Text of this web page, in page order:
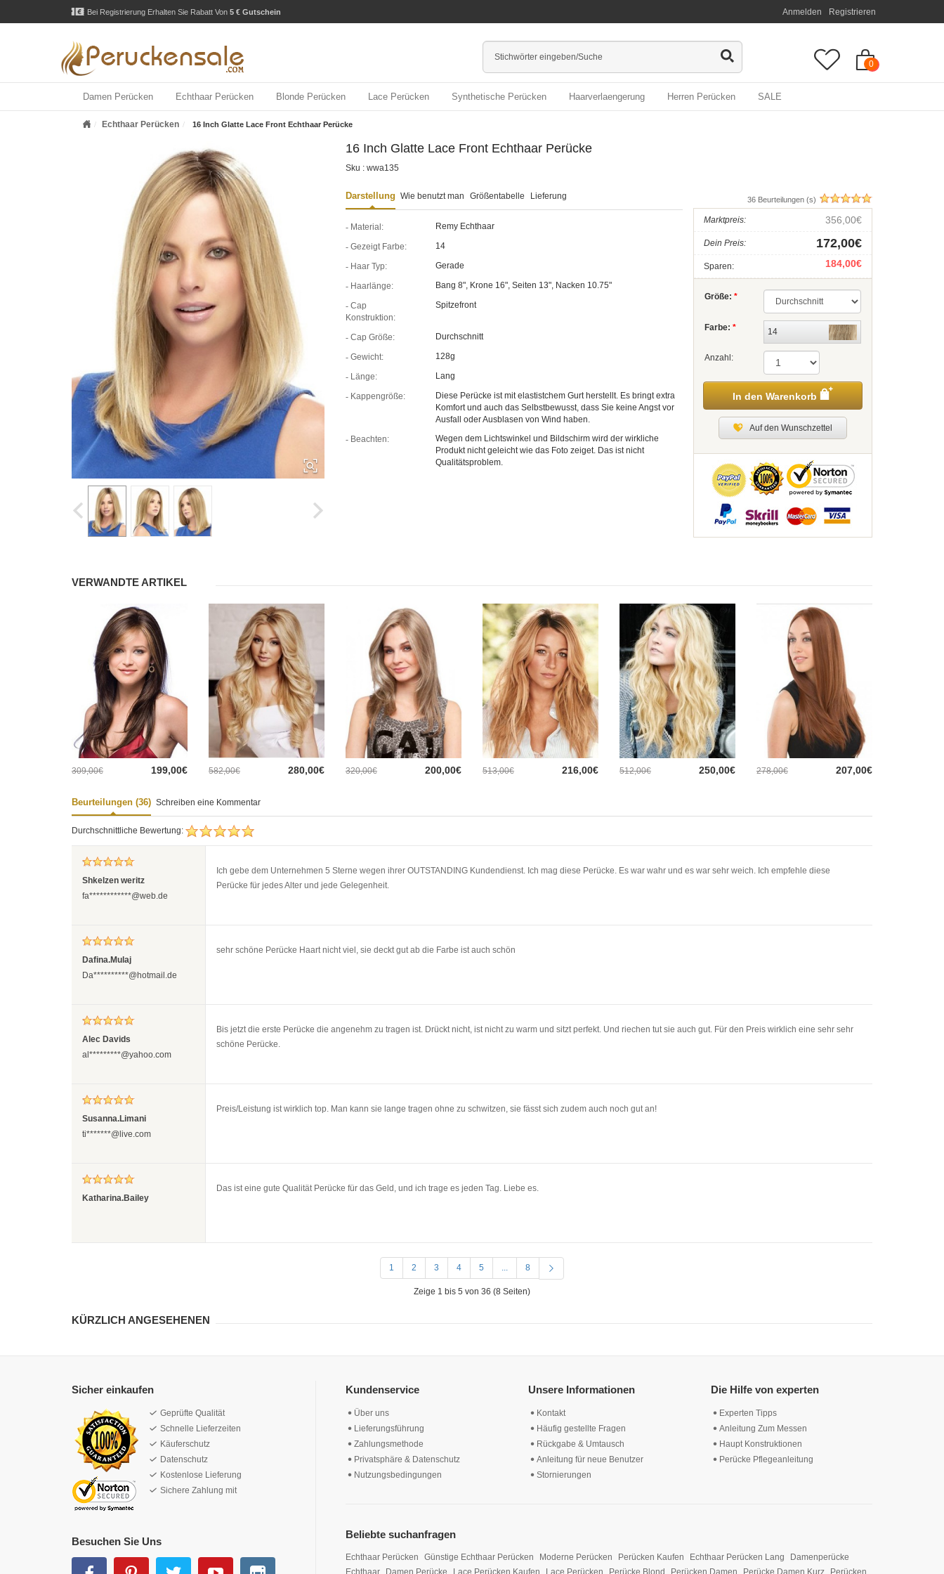
Bei Registrierung Erhalten Sie Rabatt Von 5 € Gutschein Anmelden Registrieren
0
Damen Perücken Echthaar Perücken Blonde Perücken Lace Perücken Synthetische Perücken Haarverlaengerung Herren Perücken SALE
Echthaar Perücken 16 Inch Glatte Lace Front Echthaar Perücke
16 Inch Glatte Lace Front Echthaar Perücke
Sku : wwa135
36 Beurteilungen (s)
Marktpreis: 356,00€
Dein Preis: 172,00€
Sparen: 184,00€
Größe: *
Farbe: * 14
Anzahl:
In den Warenkorb
Auf den Wunschzettel
Darstellung Wie benutzt man Größentabelle Lieferung
Material: Remy Echthaar
Gezeigt Farbe: 14
Haar Typ: Gerade
Haarlänge: Bang 8", Krone 16", Seiten 13", Nacken 10.75"
Cap
Konstruktion:
Spitzefront
Cap Größe: Durchschnitt
Gewicht: 128g
Länge: Lang
Kappengröße:
Diese Perücke ist mit elastistchem Gurt herstellt. Es bringt extra
Komfort und auch das Selbstbewusst, dass Sie keine Angst vor
Ausfall oder Ausblasen von Wind haben.
Beachten:
Wegen dem Lichtswinkel und Bildschirm wird der wirkliche
Produkt nicht geleicht wie das Foto zeiget. Das ist nicht
Qualitätsproblem.
VERWANDTE ARTIKEL
309,00€ 199,00€ 582,00€ 280,00€ 320,00€ 200,00€ 513,00€ 216,00€ 512,00€ 250,00€ 278,00€ 207,00€
Beurteilungen (36) Schreiben eine Kommentar
Durchschnittliche Bewertung:
Shkelzen weritz
fa************@web.de
Ich gebe dem Unternehmen 5 Sterne wegen ihrer OUTSTANDING Kundendienst. Ich mag diese Perücke. Es war wahr und es war sehr weich. Ich empfehle diese
Perücke für jedes Alter und jede Gelegenheit.
Dafina.Mulaj
Da**********@hotmail.de
sehr schöne Perücke Haart nicht viel, sie deckt gut ab die Farbe ist auch schön
Alec Davids
al*********@yahoo.com
Bis jetzt die erste Perücke die angenehm zu tragen ist. Drückt nicht, ist nicht zu warm und sitzt perfekt. Und riechen tut sie auch gut. Für den Preis wirklich eine sehr sehr
schöne Perücke.
Susanna.Limani
ti*******@live.com
Preis/Leistung ist wirklich top. Man kann sie lange tragen ohne zu schwitzen, sie fässt sich zudem auch noch gut an!
Katharina.Bailey
Das ist eine gute Qualität Perücke für das Geld, und ich trage es jeden Tag. Liebe es.
1 2 3 4 5 ... 8
Zeige 1 bis 5 von 36 (8 Seiten)
KÜRZLICH ANGESEHENEN
Kundenservice
Über uns
Lieferungsführung
Zahlungsmethode
Privatsphäre & Datenschutz
Nutzungsbedingungen
Unsere Informationen
Kontakt
Häufig gestellte Fragen
Rückgabe & Umtausch
Anleitung für neue Benutzer
Stornierungen
Die Hilfe von experten
Experten Tipps
Anleitung Zum Messen
Haupt Konstruktionen
Perücke Pflegeanleitung
Beliebte suchanfragen
Echthaar Perücken Günstige Echthaar Perücken Moderne Perücken Perücken Kaufen Echthaar Perücken Lang
Damenperücke
Echthaar
Damen Perücke Lace Perücken Kaufen Lace Perücken Perücke Blond Perücken Damen Perücke Damen Kurz Perücken
Sicher einkaufen
Geprüfte Qualität
Schnelle Lieferzeiten
Käuferschutz
Datenschutz
Kostenlose Lieferung
Sichere Zahlung mit
Besuchen Sie Uns